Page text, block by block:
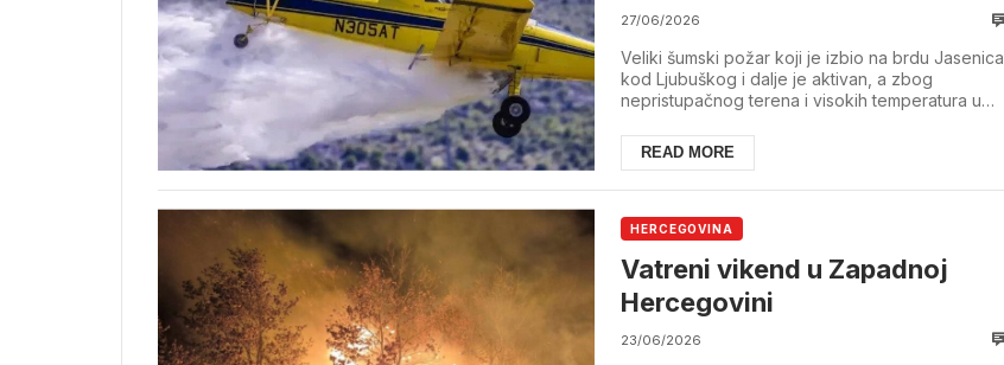
27/06/2026
Veliki šumski požar koji je izbio na brdu Jasenica
kod Ljubuškog i dalje je aktivan, a zbog
nepristupačnog terena i visokih temperatura u
READ MORE
HERCEGOVINA
Vatreni vikend u Zapadnoj
Hercegovini
23/06/2026